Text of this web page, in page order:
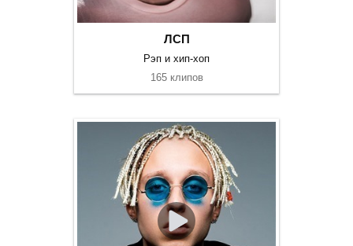
ЛСП
Рэп и хип-хоп
165 клипов